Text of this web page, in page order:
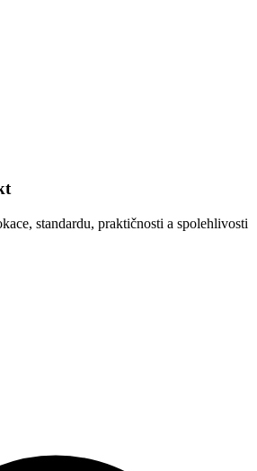
standardu, praktičnosti a spolehlivosti